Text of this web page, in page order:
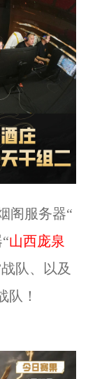
阁服务器“
山西庞泉
队、以及
队！